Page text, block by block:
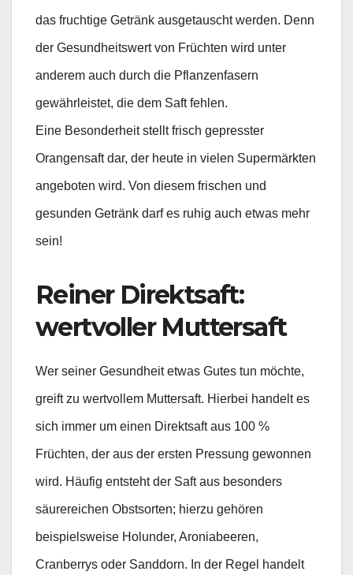
das fruchtige Getränk ausgetauscht werden. Denn
der Gesundheitswert von Früchten wird unter
anderem auch durch die Pflanzenfasern
gewährleistet, die dem Saft fehlen.
Eine Besonderheit stellt frisch gepresster
Orangensaft dar, der heute in vielen Supermärkten
angeboten wird. Von diesem frischen und
gesunden Getränk darf es ruhig auch etwas mehr
sein!
Reiner Direktsaft:
wertvoller Muttersaft
Wer seiner Gesundheit etwas Gutes tun möchte,
greift zu wertvollem Muttersaft. Hierbei handelt es
sich immer um einen Direktsaft aus 100 %
Früchten, der aus der ersten Pressung gewonnen
wird. Häufig entsteht der Saft aus besonders
säurereichen Obstsorten; hierzu gehören
beispielsweise Holunder, Aroniabeeren,
Cranberrys oder Sanddorn. In der Regel handelt